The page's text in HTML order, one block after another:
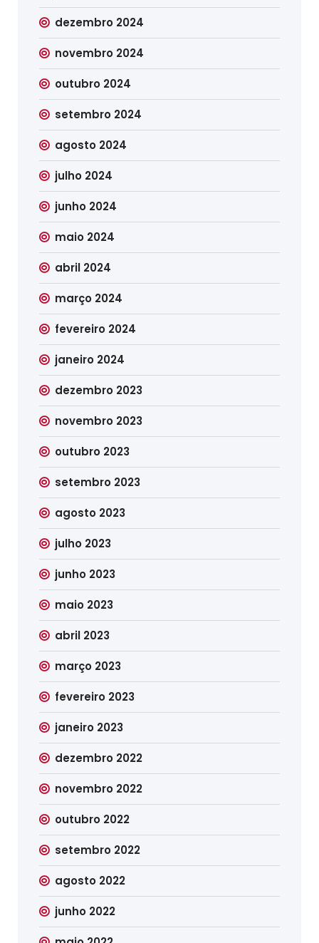
dezembro 2024
novembro 2024
outubro 2024
setembro 2024
agosto 2024
julho 2024
junho 2024
maio 2024
abril 2024
março 2024
fevereiro 2024
janeiro 2024
dezembro 2023
novembro 2023
outubro 2023
setembro 2023
agosto 2023
julho 2023
junho 2023
maio 2023
abril 2023
março 2023
fevereiro 2023
janeiro 2023
dezembro 2022
novembro 2022
outubro 2022
setembro 2022
agosto 2022
junho 2022